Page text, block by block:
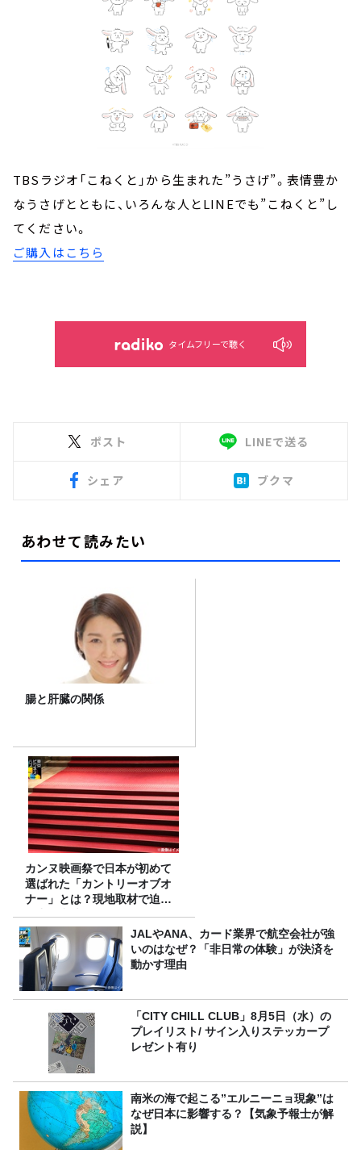
TBSラジオ「こねくと」から生まれた”うさげ”。表情豊か
なうさげとともに、いろんな人とLINEでも”こねくと”し
てください。
ご購入はこちら
タイムフリーで聴く
ポスト LINEで送る
シェア ブクマ
あわせて読みたい
腸と肝臓の関係
カンヌ映画祭で日本が初めて
選ばれた「カントリーオブオ
ナー」とは？現地取材で迫る
選出の意味
JALやANA、カード業界で航空会社が強
いのはなぜ？「非日常の体験」が決済を
動かす理由
「CITY CHILL CLUB」8月5日（水）の
プレイリスト/ サイン入りステッカープ
レゼント有り
南米の海で起こる”エルニーニョ現象”は
なぜ日本に影響する？【気象予報士が解
説】